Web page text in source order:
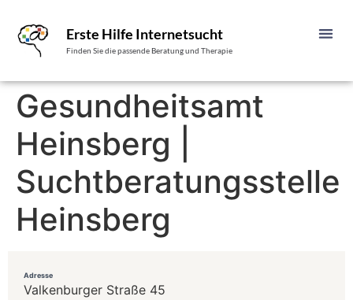
Erste Hilfe Internetsucht
Finden Sie die passende Beratung und Therapie
Gesundheitsamt
Heinsberg |
Suchtberatungsstelle
Heinsberg
Adresse
Valkenburger Straße 45